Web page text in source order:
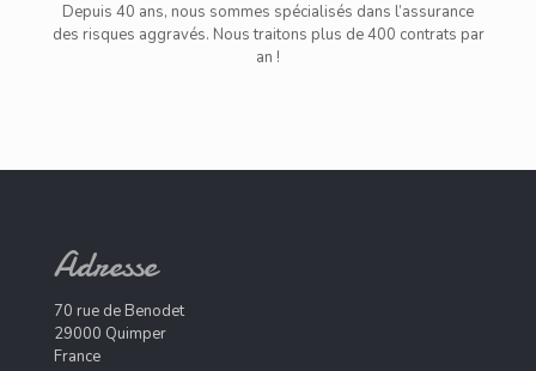
Depuis 40 ans, nous sommes spécialisés dans l’assurance
des risques aggravés. Nous traitons plus de 400 contrats par
an !
Adresse
70 rue de Benodet
29000 Quimper
France